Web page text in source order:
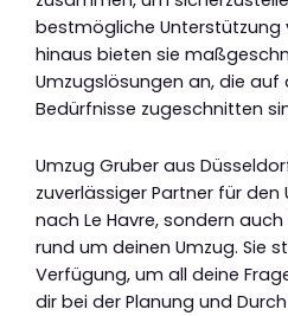
bestmögliche Unterstützung
hinaus bieten sie
Umzugslösungen an, die auf
Bedürfnisse zugeschnitten
Umzug Gruber aus
zuverlässiger Partner für
nach Le Havre, sondern
rund um deinen Umzug. Sie
Verfügung, um all deine
dir bei der Planung und